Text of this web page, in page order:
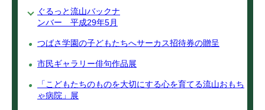
ぐるっと流山バックナ
ンバー 平成29年5月
つばさ学園の子どもたちへサーカス招待券の贈呈
市民ギャラリー俳句作品展
「こどもたちのものを大切にする心を育てる流山おもち
ゃ病院」展